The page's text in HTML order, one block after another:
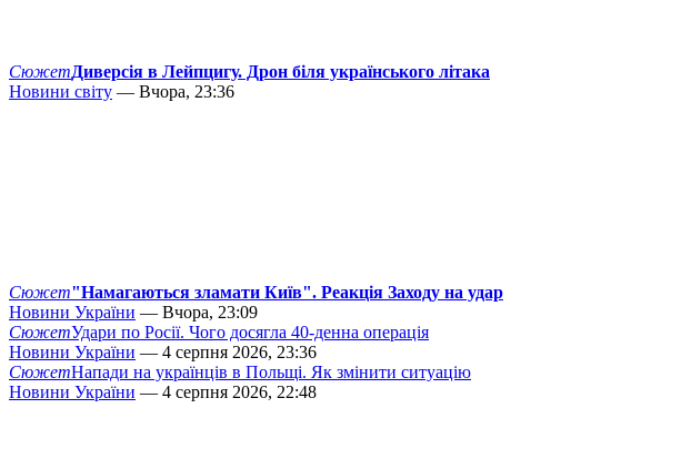
СюжетДиверсія в Лейпцигу. Дрон біля українського літака
Новини світу — Вчора, 23:36
Сюжет"Намагаються зламати Київ". Реакція Заходу на удар
Новини України — Вчора, 23:09
СюжетУдари по Росії. Чого досягла 40-денна операція
Новини України — 4 серпня 2026, 23:36
СюжетНапади на українців в Польщі. Як змінити ситуацію
Новини України — 4 серпня 2026, 22:48